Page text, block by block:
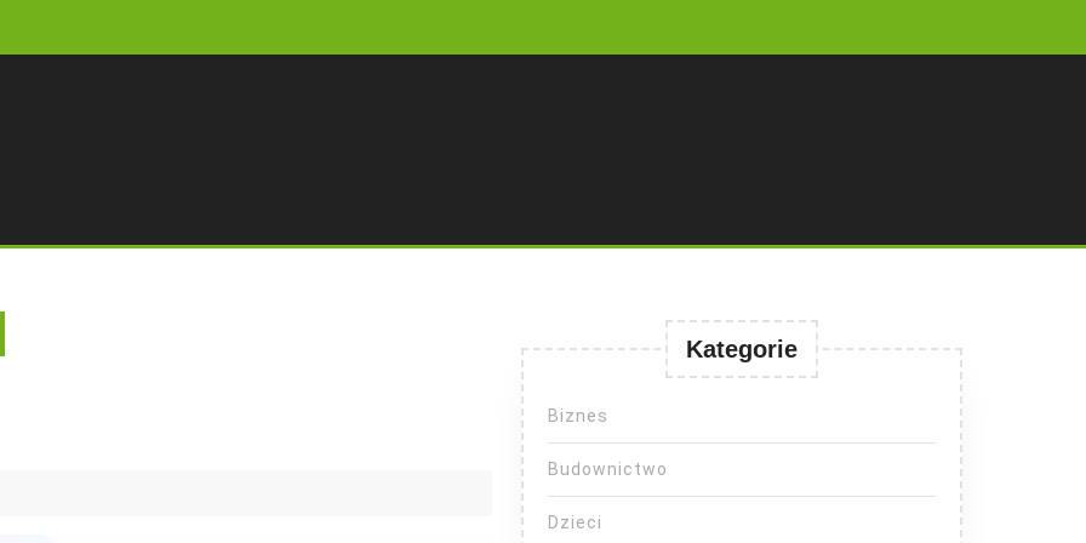
Kategorie
Biznes
Budownictwo
Dzieci